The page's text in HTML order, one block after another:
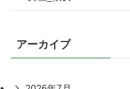
アーカイブ